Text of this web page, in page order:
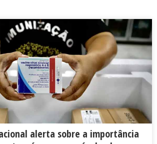
alerta sobre a importância